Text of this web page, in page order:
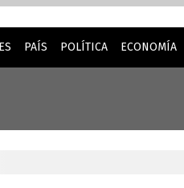
la mejor experiencia
PAÍS POLÍTICA ECONOMÍA